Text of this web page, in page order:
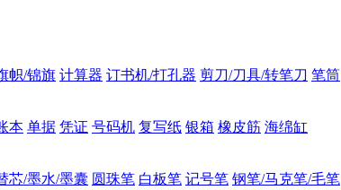
帜/锦旗 计算器 订书机/打孔器 剪刀/刀具/转笔刀 笔筒
本 单据 凭证 号码机 复写纸 银箱 橡皮筋 海绵缸
芯/墨水/墨囊 圆珠笔 白板笔 记号笔 钢笔/马克笔/毛笔